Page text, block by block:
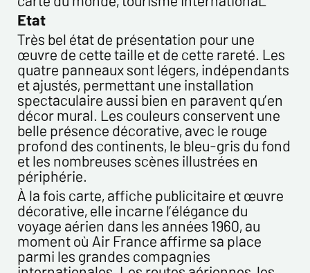
Etat
Très bel état de présentation pour une
œuvre de cette taille et de cette rareté. Les
quatre panneaux sont légers, indépendants
et ajustés, permettant une installation
spectaculaire aussi bien en paravent qu’en
décor mural. Les couleurs conservent une
belle présence décorative, avec le rouge
profond des continents, le bleu-gris du fond
et les nombreuses scènes illustrées en
périphérie.
À la fois carte, affiche publicitaire et œuvre
décorative, elle incarne l’élégance du
voyage aérien dans les années 1960, au
moment où Air France affirme sa place
parmi les grandes compagnies